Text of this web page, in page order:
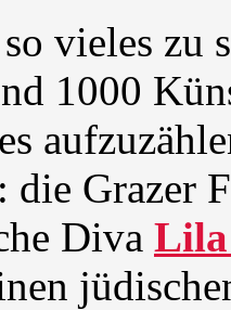
vieles zu
1000
die Grazer
Diva Lila